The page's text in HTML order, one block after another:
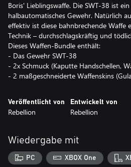
Boris' Lieblingswaffe. Die SWT-38 ist
halbautomatisches Gewehr. Natürlich
effektiv ist diese bahnbrechende Waffe
Technik – durchschlagskräftig und
Dieses Waffen-Bundle enthält:
- Das Gewehr SWT-38
- 2x Schmuck (Kaputte Handschellen,
- 2 maßgeschneiderte Waffenskins
Veröffentlicht von
Rebellion
Entwickelt von
Rebellion
Wiedergabe mit
PC XBOX One